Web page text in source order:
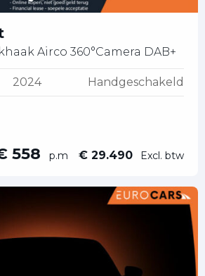
Airco 360°Camera DAB+
2024 Handgeschakeld
558 p.m € 29.490 Excl. btw